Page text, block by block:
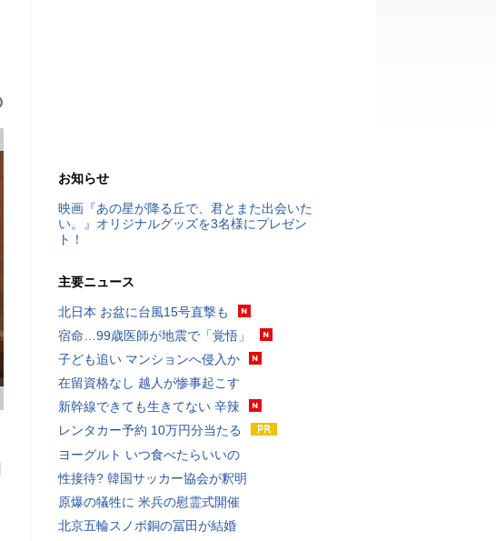
お知らせ
映画『あの星が降る丘で、君とまた出会いた
い。』オリジナルグッズを3名様にプレゼン
ト！
主要ニュース
北日本 お盆に台風15号直撃も
宿命…99歳医師が地震で「覚悟」
子ども追い マンションへ侵入か
在留資格なし 越人が惨事起こす
新幹線できても生きてない 辛辣
レンタカー予約 10万円分当たる
ヨーグルト いつ食べたらいいの
性接待? 韓国サッカー協会が釈明
原爆の犠牲に 米兵の慰霊式開催
北京五輪スノボ銅の冨田が結婚